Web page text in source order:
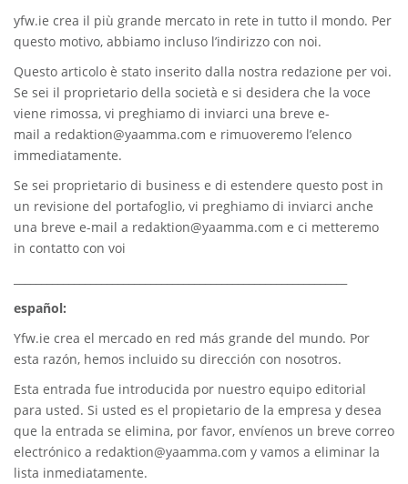
yfw.ie crea il più grande mercato in rete in tutto il mondo. Per
questo motivo, abbiamo incluso l’indirizzo con noi.
Questo articolo è stato inserito dalla nostra redazione per voi.
Se sei il proprietario della società e si desidera che la voce
viene rimossa, vi preghiamo di inviarci una breve e-
mail a redaktion@yaamma.com e rimuoveremo l’elenco
immediatamente.
Se sei proprietario di business e di estendere questo post in
un revisione del portafoglio, vi preghiamo di inviarci anche
una breve e-mail a redaktion@yaamma.com e ci metteremo
in contatto con voi
español:
Yfw.ie crea el mercado en red más grande del mundo. Por
esta razón, hemos incluido su dirección con nosotros.
Esta entrada fue introducida por nuestro equipo editorial
para usted. Si usted es el propietario de la empresa y desea
que la entrada se elimina, por favor, envíenos un breve correo
electrónico a redaktion@yaamma.com y vamos a eliminar la
lista inmediatamente.